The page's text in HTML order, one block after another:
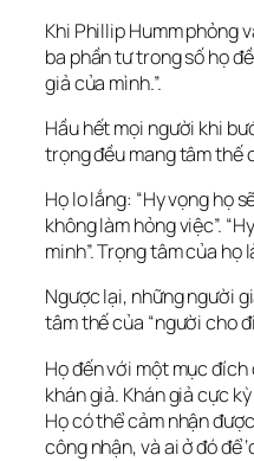
Khi Phillip Humm phỏng
ba phần tư trong số họ
giả của mình.”.
Hầu hết mọi người khi
trọng đều mang tâm thế
Họ lo lắng: “Hy vọng họ
không làm hỏng việc”.
minh”. Trọng tâm của họ
Ngược lại, những người
tâm thế của “người cho
Họ đến với một mục
khán giả. Khán giả cực
Họ có thể cảm nhận được
công nhận, và ai ở đó để